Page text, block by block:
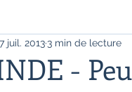
référence
-
juil. 2013 3 min de lecture